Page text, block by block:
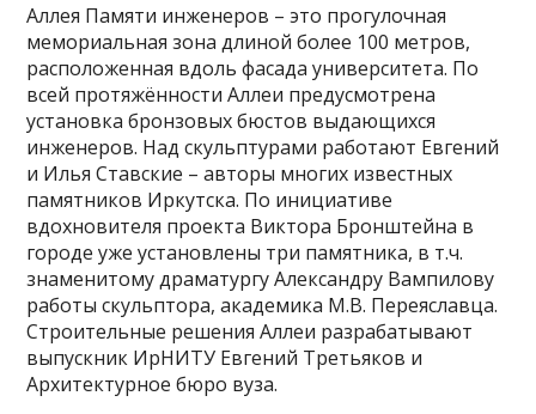
Аллея Памяти инженеров – это прогулочная
мемориальная зона длиной более 100 метров,
расположенная вдоль фасада университета. По
всей протяжённости Аллеи предусмотрена
установка бронзовых бюстов выдающихся
инженеров. Над скульптурами работают Евгений
и Илья Ставские – авторы многих известных
памятников Иркутска. По инициативе
вдохновителя проекта Виктора Бронштейна в
городе уже установлены три памятника, в т.ч.
знаменитому драматургу Александру Вампилову
работы скульптора, академика М.В. Переяславца.
Строительные решения Аллеи разрабатывают
выпускник ИрНИТУ Евгений Третьяков и
Архитектурное бюро вуза.